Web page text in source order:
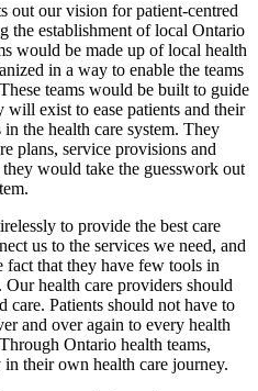
out our vision for patient-centred
the establishment of local Ontario
would be made up of local health
in a way to enable the teams
teams would be built to guide
exist to ease patients and their
the health care system. They
plans, service provisions and
would take the guesswork out
to provide the best care
us to the services we need, and
that they have few tools in
health care providers should
care. Patients should not have to
and over again to every health
Ontario health teams,
their own health care journey.